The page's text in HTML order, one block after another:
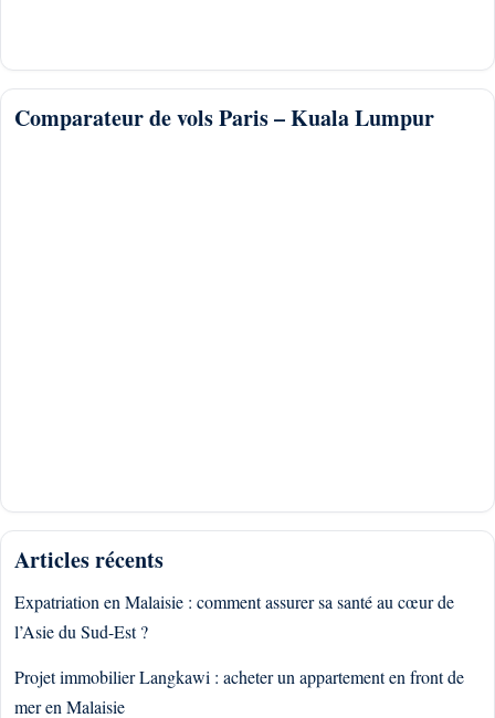
Comparateur de vols Paris – Kuala Lumpur
Articles récents
Expatriation en Malaisie : comment assurer sa santé au cœur de
l’Asie du Sud-Est ?
Projet immobilier Langkawi : acheter un appartement en front de
mer en Malaisie